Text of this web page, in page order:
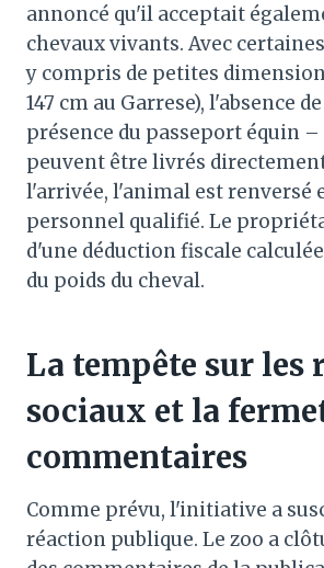
annoncé qu'il acceptait
chevaux vivants. Avec
y compris de petites
147 cm au Garrese), l'absence
présence du passeport équin –
peuvent être livrés
l'arrivée, l'animal est renversé
personnel qualifié. Le
d'une déduction fiscale
du poids du cheval.
La tempête sur les
sociaux et la
commentaires
Comme prévu, l'initiative a
réaction publique. Le zoo a